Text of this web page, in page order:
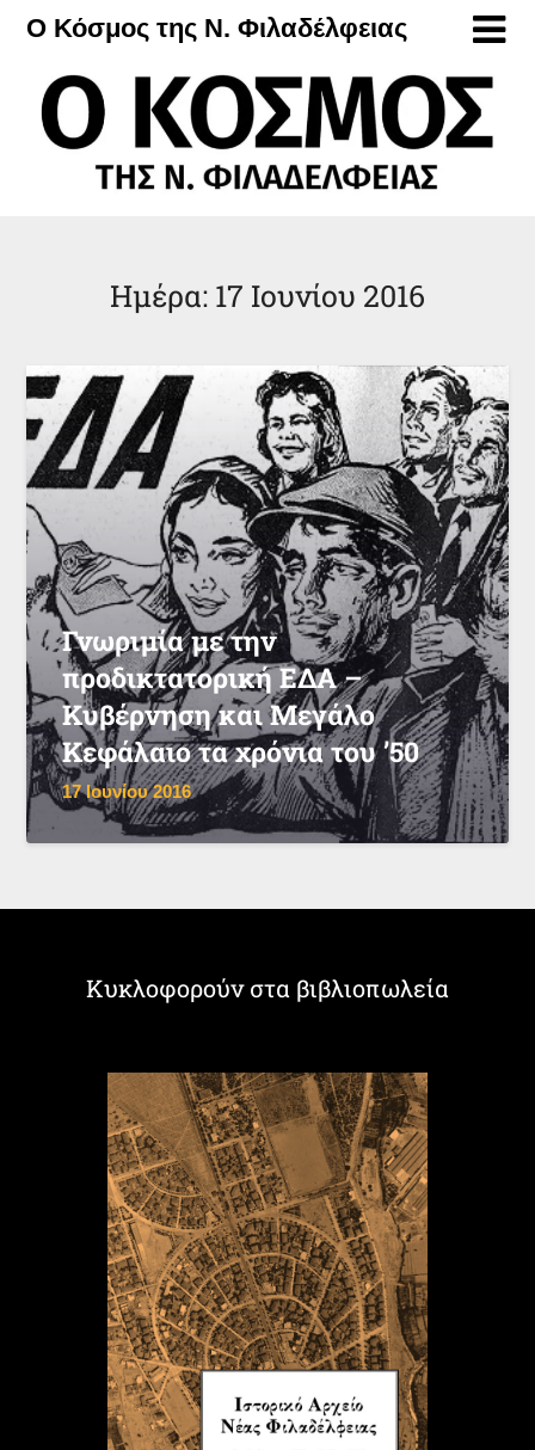
Μετάβαση
περιεχόμενο
Ο Κόσμος της Ν. Φιλαδέλφειας
Ημέρα: 17 Ιουνίου 2016
Γνωριμία με την
προδικτατορική ΕΔΑ –
Κυβέρνηση και Μεγάλο
Κεφάλαιο τα χρόνια του ’50
17 Ιουνίου 2016
Κυκλοφορούν στα βιβλιοπωλεία